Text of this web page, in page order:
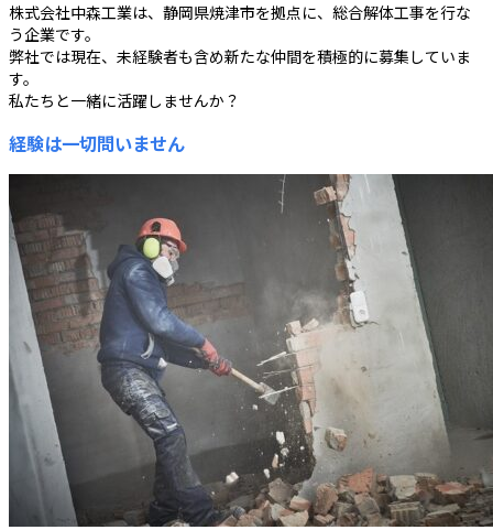
株式会社中森工業は、静岡県焼津市を拠点に、総合解体工事を行な
う企業です。
弊社では現在、未経験者も含め新たな仲間を積極的に募集していま
す。
私たちと一緒に活躍しませんか？
経験は一切問いません